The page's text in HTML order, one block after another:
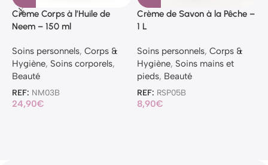
Crème Corps à l’Huile de
Neem – 150 ml
Soins personnels, Corps &
Hygiène, Soins corporels,
Beauté
REF: NM03B
24,90€
Crème de Savon à la Pêche –
1 L
Soins personnels, Corps &
Hygiène, Soins mains et
pieds, Beauté
REF: RSP05B
8,90€